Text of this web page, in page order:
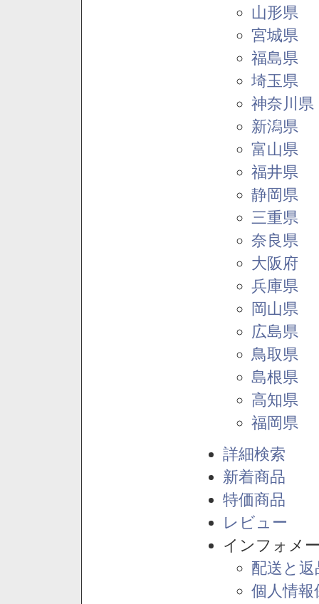
山形県
宮城県
福島県
埼玉県
神奈川県
新潟県
富山県
福井県
静岡県
三重県
奈良県
大阪府
兵庫県
岡山県
広島県
鳥取県
島根県
高知県
福岡県
詳細検索
新着商品
特価商品
レビュー
インフォメ
配送と
個人情報